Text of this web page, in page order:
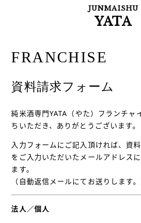
JUNMAISHU
YATA
FRANCHISE
資料請求フォーム
純米酒専門YATA（やた）フランチャ
ちいただき、ありがとうございます。
入力フォームにご記入頂ければ、資
をご入力いただいたメールアドレス
ます。
（自動返信メールにてお送りします。
法人／個人